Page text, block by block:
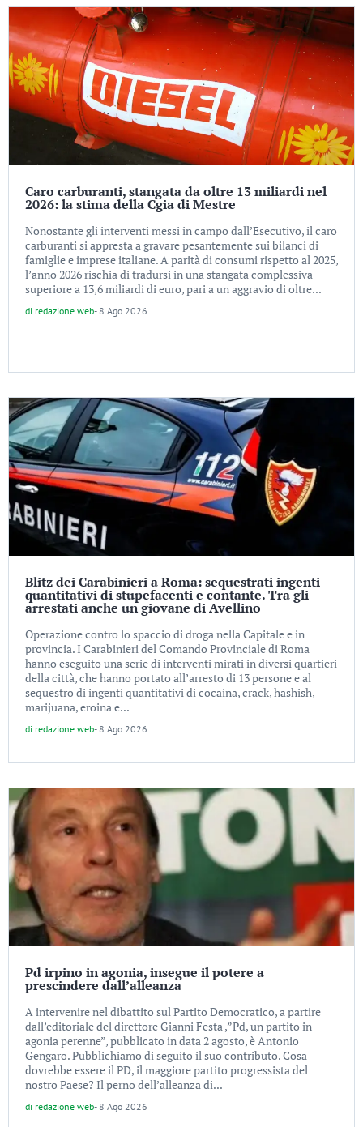
Caro carburanti, stangata da oltre 13 miliardi nel
2026: la stima della Cgia di Mestre
Nonostante gli interventi messi in campo dall’Esecutivo, il caro
carburanti si appresta a gravare pesantemente sui bilanci di
famiglie e imprese italiane. A parità di consumi rispetto al 2025,
l’anno 2026 rischia di tradursi in una stangata complessiva
superiore a 13,6 miliardi di euro, pari a un aggravio di oltre...
di redazione web- 8 Ago 2026
Blitz dei Carabinieri a Roma: sequestrati ingenti
quantitativi di stupefacenti e contante. Tra gli
arrestati anche un giovane di Avellino
Operazione contro lo spaccio di droga nella Capitale e in
provincia. I Carabinieri del Comando Provinciale di Roma
hanno eseguito una serie di interventi mirati in diversi quartieri
della città, che hanno portato all’arresto di 13 persone e al
sequestro di ingenti quantitativi di cocaina, crack, hashish,
marijuana, eroina e...
di redazione web- 8 Ago 2026
Pd irpino in agonia, insegue il potere a
prescindere dall’alleanza
A intervenire nel dibattito sul Partito Democratico, a partire
dall’editoriale del direttore Gianni Festa ,”Pd, un partito in
agonia perenne”, pubblicato in data 2 agosto, è Antonio
Gengaro. Pubblichiamo di seguito il suo contributo. Cosa
dovrebbe essere il PD, il maggiore partito progressista del
nostro Paese? Il perno dell’alleanza di...
di redazione web- 8 Ago 2026